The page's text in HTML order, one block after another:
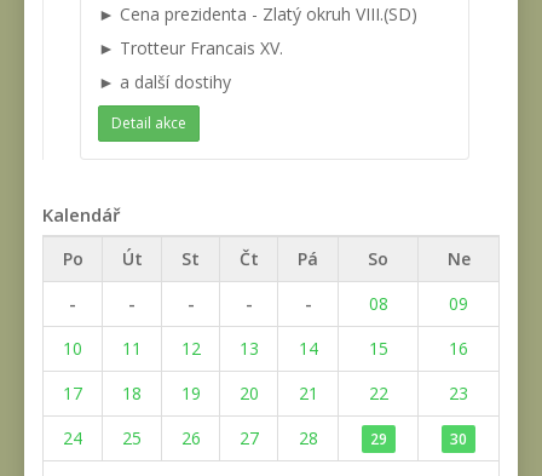
► Cena prezidenta - Zlatý okruh VIII.(SD)
► Trotteur Francais XV.
► a další dostihy
Detail akce
Kalendář
Po Út St Čt Pá So
Ne
-
- - - - 08
09
10
11 12 13 14 15
16
17
18 19 20 21 22
23
24
25 26 27 28 29 30